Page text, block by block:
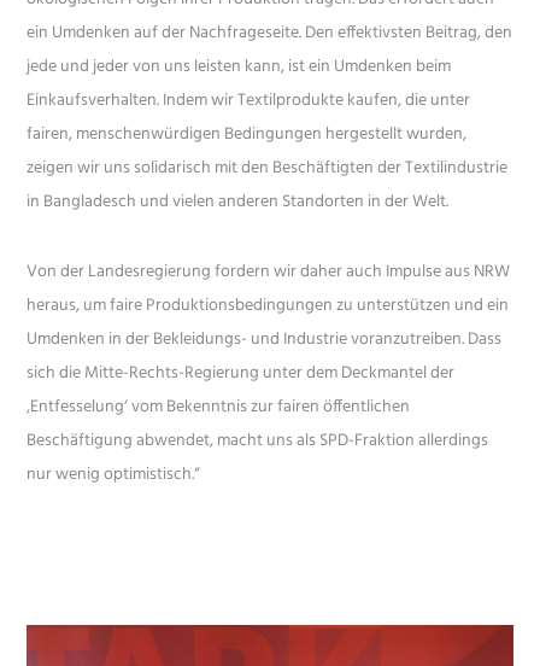
ein Umdenken auf der Nachfrageseite. Den effektivsten Beitrag, den
jede und jeder von uns leisten kann, ist ein Umdenken beim
Einkaufsverhalten. Indem wir Textilprodukte kaufen, die unter
fairen, menschenwürdigen Bedingungen hergestellt wurden,
zeigen wir uns solidarisch mit den Beschäftigten der Textilindustrie
in Bangladesch und vielen anderen Standorten in der Welt.
Von der Landesregierung fordern wir daher auch Impulse aus NRW
heraus, um faire Produktionsbedingungen zu unterstützen und ein
Umdenken in der Bekleidungs- und Industrie voranzutreiben. Dass
sich die Mitte-Rechts-Regierung unter dem Deckmantel der
‚Entfesselung‘ vom Bekenntnis zur fairen öffentlichen
Beschäftigung abwendet, macht uns als SPD-Fraktion allerdings
nur wenig optimistisch.“